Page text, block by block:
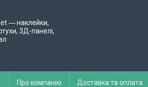
― наклейки,
3Д-панелі,
Про компанію Доставка та оплата